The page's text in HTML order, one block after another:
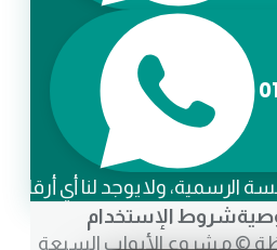
الرسمية، ولا يوجد لنا أي أرقام
شروط الإستخدام
© مشروع الأبواب السبعة